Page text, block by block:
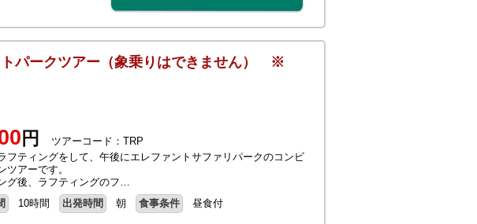
パークツアー（象乗りはできません） ※
円
ツアーコード：TRP
フティングをして、午後にエレファントサファリパークのコンビ
ツアーです。
グ後、ラフティングのフ…
10時間 出発時間 朝 食事条件 昼食付